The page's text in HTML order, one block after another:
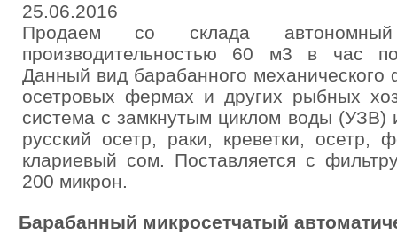
25.06.2016
Продаем со склада
производительностью 60 м3 в час
Данный вид барабанного механического
осетровых фермах и других рыбных
система с замкнутым циклом воды (УЗВ)
русский осетр, раки, креветки, осетр,
клариевый сом. Поставляется с
200 микрон.
Барабанный микросетчатый